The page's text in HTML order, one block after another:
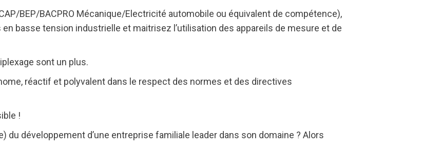
BEP/BACPRO Mécanique/Electricité automobile ou équivalent de compétence),
basse tension industrielle et maitrisez l’utilisation des appareils de mesure et de
sont un plus.
réactif et polyvalent dans le respect des normes et des directives
!
du développement d’une entreprise familiale leader dans son domaine ? Alors